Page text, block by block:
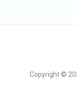
Copyright ©